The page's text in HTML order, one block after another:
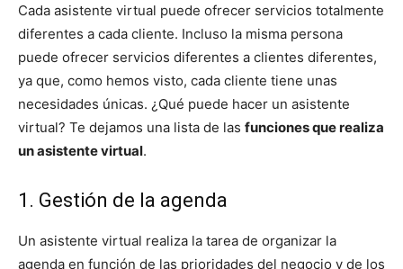
Cada asistente virtual puede ofrecer servicios totalmente
diferentes a cada cliente. Incluso la misma persona
puede ofrecer servicios diferentes a clientes diferentes,
ya que, como hemos visto, cada cliente tiene unas
necesidades únicas. ¿Qué puede hacer un asistente
virtual? Te dejamos una lista de las funciones que realiza
un asistente virtual.
1. Gestión de la agenda
Un asistente virtual realiza la tarea de organizar la
agenda en función de las prioridades del negocio y de los